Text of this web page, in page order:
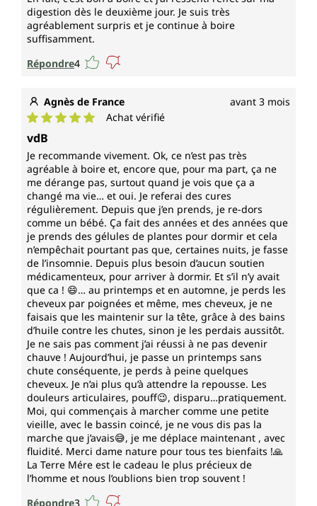
digestion dès le deuxième jour. Je suis très
agréablement surpris et je continue à boire
suffisamment.
Répondre4
Agnès de France avant 3 mois
Note moyenne de 5 sur 5 étoiles
Achat vérifié
vdB
Je recommande vivement. Ok, ce n’est pas très
agréable à boire et, encore que, pour ma part, ça ne
me dérange pas, surtout quand je vois que ça a
changé ma vie… et oui. Je referai des cures
régulièrement. Depuis que j’en prends, je re-dors
comme un bébé. Ça fait des années et des années que
je prends des gélules de plantes pour dormir et cela
n’empêchait pourtant pas que, certaines nuits, je fasse
de l’insomnie. Depuis plus besoin d’aucun soutien
médicamenteux, pour arriver à dormir. Et s’il n’y avait
que ca ! 😄… au printemps et en automne, je perds les
cheveux par poignées et même, mes cheveux, je ne
faisais que les maintenir sur la tête, grâce à des bains
d’huile contre les chutes, sinon je les perdais aussitôt.
Je ne sais pas comment j’ai réussi à ne pas devenir
chauve ! Aujourd’hui, je passe un printemps sans
chute conséquente, je perds à peine quelques
cheveux. Je n’ai plus qu’à attendre la repousse. Les
douleurs articulaires, pouff😉, disparu…pratiquement.
Moi, qui commençais à marcher comme une petite
vieille, avec le bassin coincé, je ne vous dis pas la
marche que j’avais😅, je me déplace maintenant , avec
fluidité. Merci dame nature pour tous tes bienfaits !🙏
La Terre Mére est le cadeau le plus précieux de
l’homme et nous l’oublions bien trop souvent !
Répondre3